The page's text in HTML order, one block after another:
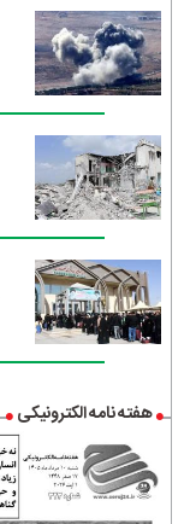
هفته نامه الکترونیکی